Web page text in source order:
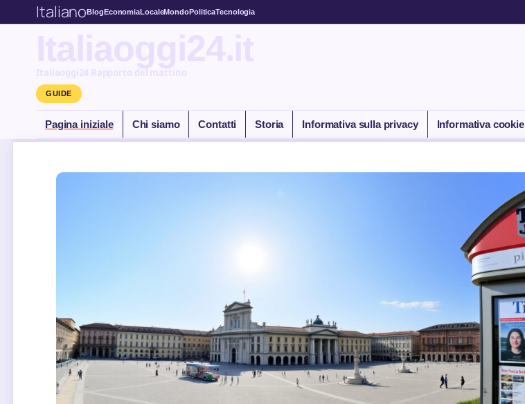
ItalianoBlogEconomiaLocaleMondoPoliticaTecnologia
Italiaoggi24.it
Italiaoggi24 Rapporto del mattino
GUIDE
Pagina iniziale Chi siamo Contatti Storia Informativa sulla privacy Informativa cookie